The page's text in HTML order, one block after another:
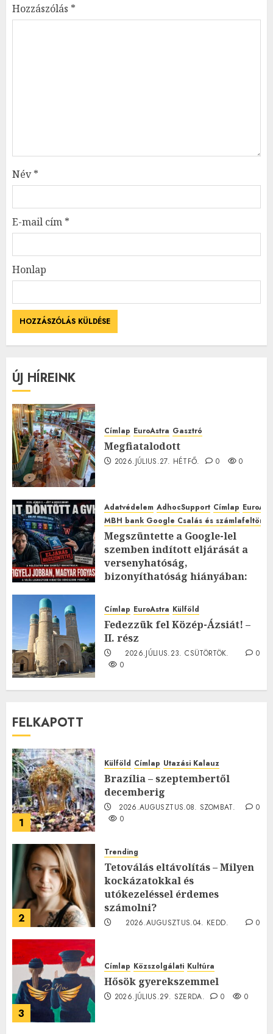
Hozzászólás *
Név*
E-mail cím *
Honlap
ÚJ HÍREINK
Címlap EuroAstra Gasztró
Megfiatalodott
2026.JÚLIUS.27. HÉTFŐ. 0 0
Adatvédelem AdhocSupport Címlap
MBH bank Google Csalás és
Megszüntette a Google-lel
szemben indított eljárását a
versenyhatóság,
bizonyíthatóság hiányában:
2026.JÚLIUS.23. CSÜTÖRTÖK.
0
Címlap EuroAstra Külföld
Fedezzük fel Közép-Ázsiát! –
II. rész
2026.JÚLIUS.23. CSÜTÖRTÖK.
0
0
FELKAPOTT
1
Külföld Címlap Utazási Kalauz
Brazília – szeptembertől
decemberig
2026.AUGUSZTUS.08. SZOMBAT.
0
0
2
Trending
Tetoválás eltávolítás – Milyen
kockázatokkal és
utókezeléssel érdemes
számolni?
2026.AUGUSZTUS.04. KEDD.
0
3
Címlap Közszolgálati Kultúra
Hősök gyerekszemmel
2026.JÚLIUS.29. SZERDA. 0 0